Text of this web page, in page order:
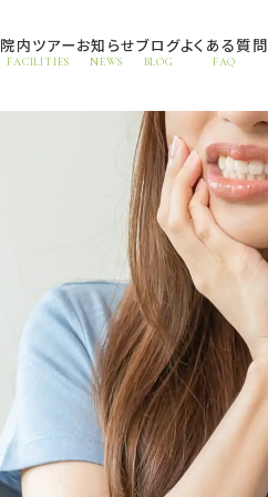
院内ツアー
FACILITIES
お知らせ
NEWS
ブログ
BLOG
よくある質問
FAQ